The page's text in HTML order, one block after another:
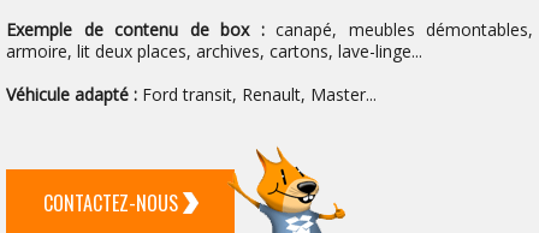
Exemple de contenu de box :canapé, meubles démontables,
armoire, lit deux places, archives, cartons, lave-linge...
Véhicule adapté : Ford transit, Renault, Master...
CONTACTEZ-NOUS